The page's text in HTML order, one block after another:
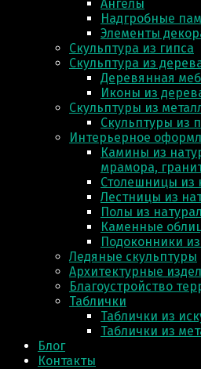
Ангелы
Надгробные
Элементы
Скульптура из гипса
Скульптура из
Деревянная
Иконы из
Скульптуры из
Скульптуры из
Интерьерное
Камины из
мрамора,
Столешницы из
Лестницы из
Полы из
Каменные
Подоконники
Ледяные скульптуры
Архитектурные
Благоустройство
Таблички
Таблички из
Таблички из
Блог
Контакты